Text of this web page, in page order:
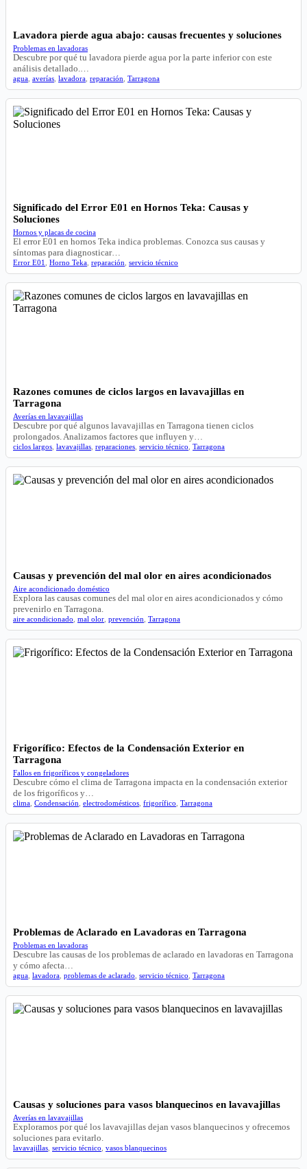
Lavadora pierde agua abajo: causas frecuentes y soluciones
Problemas en lavadoras
Descubre por qué tu lavadora pierde agua por la parte inferior con este
análisis detallado.…
agua averías lavadora reparación Tarragona
Significado del Error E01 en Hornos Teka: Causas y
Soluciones
Hornos y placas de cocina
El error E01 en hornos Teka indica problemas. Conozca sus causas y
síntomas para diagnosticar…
Error E01 Horno Teka reparación servicio técnico
Razones comunes de ciclos largos en lavavajillas en
Tarragona
Averías en lavavajillas
Descubre por qué algunos lavavajillas en Tarragona tienen ciclos
prolongados. Analizamos factores que influyen y…
ciclos largos lavavajillas reparaciones servicio técnico Tarragona
Causas y prevención del mal olor en aires acondicionados
Aire acondicionado doméstico
Explora las causas comunes del mal olor en aires acondicionados y cómo
prevenirlo en Tarragona.
aire acondicionado mal olor prevención Tarragona
Frigorífico: Efectos de la Condensación Exterior en
Tarragona
Fallos en frigoríficos y congeladores
Descubre cómo el clima de Tarragona impacta en la condensación exterior
de los frigoríficos y…
clima Condensación electrodomésticos frigorífico Tarragona
Problemas de Aclarado en Lavadoras en Tarragona
Problemas en lavadoras
Descubre las causas de los problemas de aclarado en lavadoras en Tarragona
y cómo afecta…
agua lavadora problemas de aclarado servicio técnico Tarragona
Causas y soluciones para vasos blanquecinos en lavavajillas
Averías en lavavajillas
Exploramos por qué los lavavajillas dejan vasos blanquecinos y ofrecemos
soluciones para evitarlo.
lavavajillas servicio técnico vasos blanquecinos